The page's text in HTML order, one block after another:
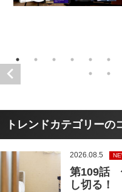
トレンドカテゴリーの
2026.08.5
第109話
し切る！